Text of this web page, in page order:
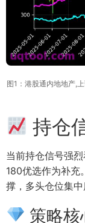
图1：港股通内地地产,
持仓
当前持仓信号强
180优选作为补充
撑，多头仓位集中
策略核